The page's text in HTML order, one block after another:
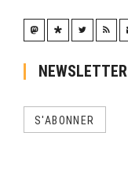
NEWSLETTER
S'ABONNER